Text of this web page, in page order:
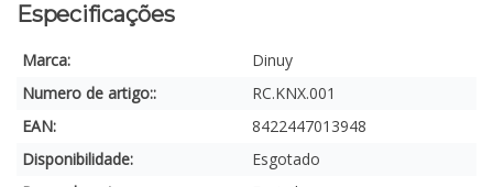
Especificações
Marca:
Dinuy
Numero de artigo::
RC.KNX.001
EAN:
8422447013948
Disponibilidade:
Esgotado